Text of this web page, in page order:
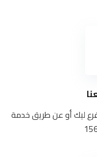
ليك أو عن طريق خدمة